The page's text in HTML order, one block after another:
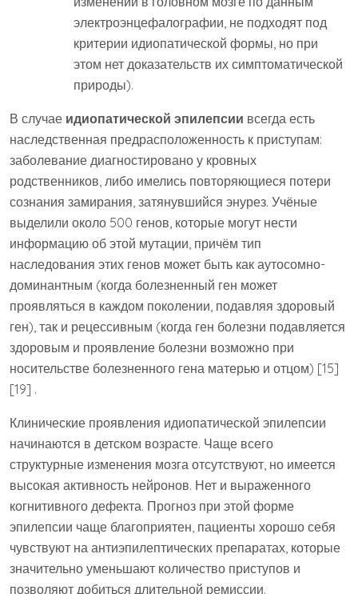
электроэнцефалографии, не подходят под
критерии идиопатической формы, но при
этом нет доказательств их симптоматической
природы).
В случае идиопатической эпилепсии всегда есть
наследственная предрасположенность к приступам:
заболевание диагностировано у кровных
родственников, либо имелись повторяющиеся потери
сознания замирания, затянувшийся энурез. Учёные
выделили около 500 генов, которые могут нести
информацию об этой мутации, причём тип
наследования этих генов может быть как аутосомно-
доминантным (когда болезненный ген может
проявляться в каждом поколении, подавляя здоровый
ген), так и рецессивным (когда ген болезни подавляется
здоровым и проявление болезни возможно при
носительстве болезненного гена матерью и отцом) [15]
[19] .
Клинические проявления идиопатической эпилепсии
начинаются в детском возрасте. Чаще всего
структурные изменения мозга отсутствуют, но имеется
высокая активность нейронов. Нет и выраженного
когнитивного дефекта. Прогноз при этой форме
эпилепсии чаще благоприятен, пациенты хорошо себя
чувствуют на антиэпилептических препаратах, которые
значительно уменьшают количество приступов и
позволяют добиться длительной ремиссии.